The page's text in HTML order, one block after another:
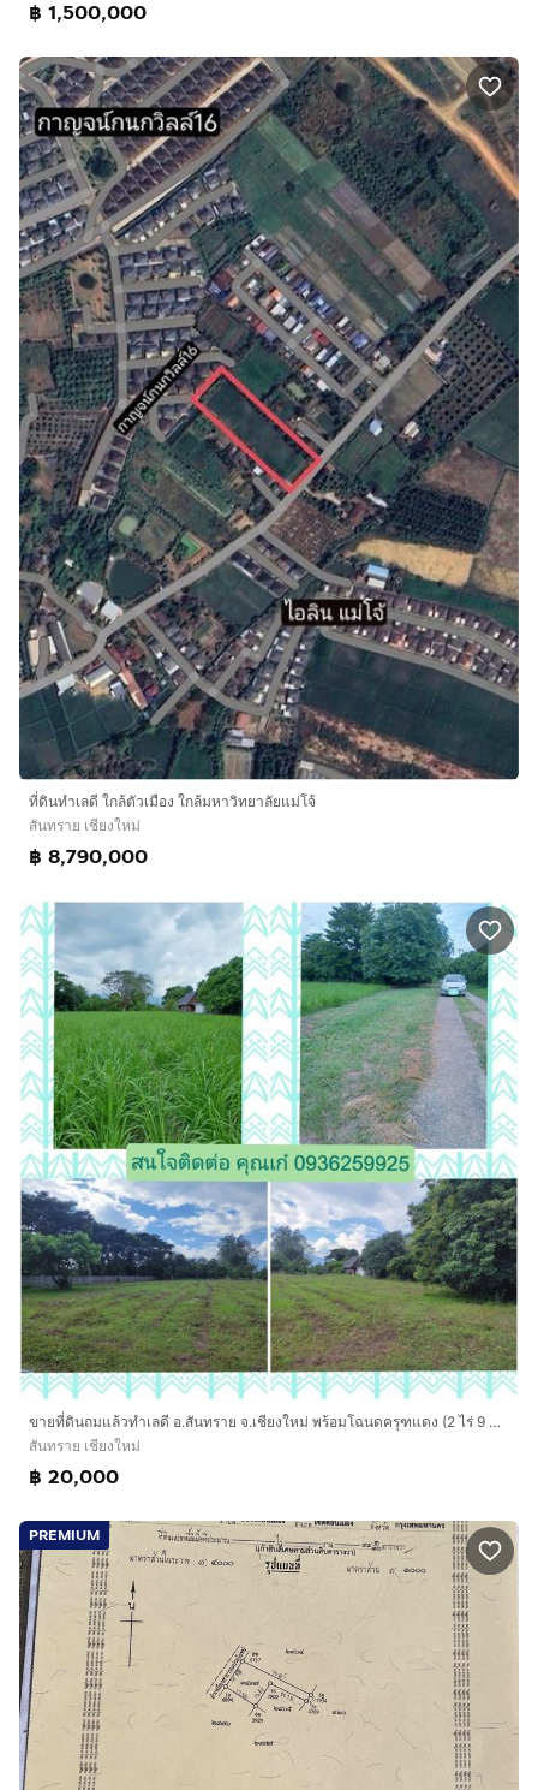
฿ 1,500,000
ที่ดินทำเลดี ใกล้ตัวเมือง ใกล้มหาวิทยาลัยแม่โจ้
สันทราย เชียงใหม่
฿ 8,790,000
ขายที่ดินถมแล้วทำเลดี อ.สันทราย จ.เชียงใหม่ พร้อมโฉนดครุฑแดง (2 ไร่ 9 ตรว.) ใกล้ ตลาดแม่โจ้, รพ.สันทราย, มหาลัยแม่โจ้ (เจ้าของขายเอง)
สันทราย เชียงใหม่
฿ 20,000
PREMIUM